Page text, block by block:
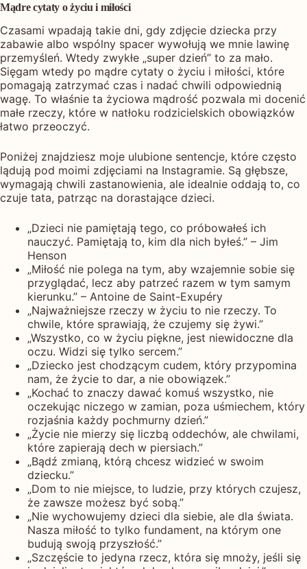
Mądre cytaty o życiu i miłości
Czasami wpadają takie dni, gdy zdjęcie dziecka przy
zabawie albo wspólny spacer wywołują we mnie lawinę
przemyśleń. Wtedy zwykłe „super dzień” to za mało.
Sięgam wtedy po mądre cytaty o życiu i miłości, które
pomagają zatrzymać czas i nadać chwili odpowiednią
wagę. To właśnie ta życiowa mądrość pozwala mi docenić
małe rzeczy, które w natłoku rodzicielskich obowiązków
łatwo przeoczyć.
Poniżej znajdziesz moje ulubione sentencje, które często
lądują pod moimi zdjęciami na Instagramie. Są głębsze,
wymagają chwili zastanowienia, ale idealnie oddają to, co
czuje tata, patrząc na dorastające dzieci.
„Dzieci nie pamiętają tego, co próbowałeś ich
nauczyć. Pamiętają to, kim dla nich byłeś.” – Jim
Henson
„Miłość nie polega na tym, aby wzajemnie sobie się
przyglądać, lecz aby patrzeć razem w tym samym
kierunku.” – Antoine de Saint-Exupéry
„Najważniejsze rzeczy w życiu to nie rzeczy. To
chwile, które sprawiają, że czujemy się żywi.”
„Wszystko, co w życiu piękne, jest niewidoczne dla
oczu. Widzi się tylko sercem.”
„Dziecko jest chodzącym cudem, który przypomina
nam, że życie to dar, a nie obowiązek.”
„Kochać to znaczy dawać komuś wszystko, nie
oczekując niczego w zamian, poza uśmiechem, który
rozjaśnia każdy pochmurny dzień.”
„Życie nie mierzy się liczbą oddechów, ale chwilami,
które zapierają dech w piersiach.”
„Bądź zmianą, którą chcesz widzieć w swoim
dziecku.”
„Dom to nie miejsce, to ludzie, przy których czujesz,
że zawsze możesz być sobą.”
„Nie wychowujemy dzieci dla siebie, ale dla świata.
Nasza miłość to tylko fundament, na którym one
budują swoją przyszłość.”
„Szczęście to jedyna rzecz, która się mnoży, jeśli się